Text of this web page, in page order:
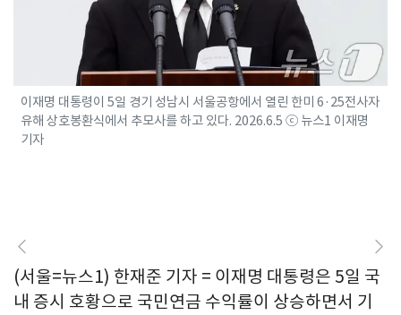
이재명 대통령이 5일 경기 성남시 서울공항에서 열린 한미 6·25전사자
유해 상호봉환식에서 추모사를 하고 있다. 2026.6.5 ⓒ 뉴스1 이재명
기자
(서울=뉴스1) 한재준 기자 = 이재명 대통령은 5일 국
내 증시 호황으로 국민연금 수익률이 상승하면서 기